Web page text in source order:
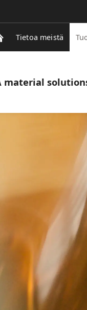
Tietoa meistä
material